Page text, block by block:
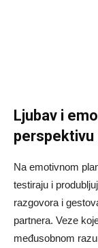
Ljubav i
perspektivu
Na emotivnom
testiraju i
razgovora i
partnera. Veze
međusobnom